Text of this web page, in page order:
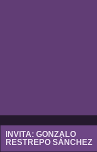
INVITA: GONZALO
RESTREPO SÁNCHEZ